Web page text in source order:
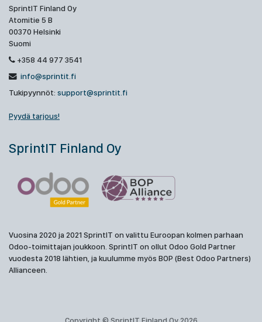
SprintIT Finland Oy
Atomitie 5 B
00370 Helsinki
Suomi
+358 44 977 3541
info@sprintit.fi
Tukipyynnöt: support@sprintit.fi
Pyydä tarjous!
SprintIT Finland Oy
Vuosina 2020 ja 2021 SprintIT on valittu Euroopan kolmen parhaan
Odoo-toimittajan joukkoon. SprintIT on ollut Odoo Gold Partner
vuodesta 2018 lähtien, ja kuulumme myös BOP (Best Odoo Partners)
Allianceen.
Copyright © SprintIT Finland Oy 2026